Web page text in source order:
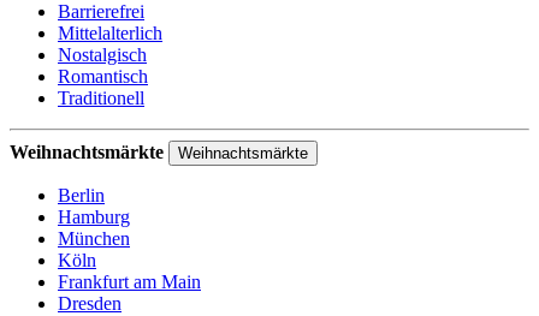
Barrierefrei
Mittelalterlich
Nostalgisch
Romantisch
Traditionell
Weihnachtsmärkte Weihnachtsmärkte
Berlin
Hamburg
München
Köln
Frankfurt am Main
Dresden